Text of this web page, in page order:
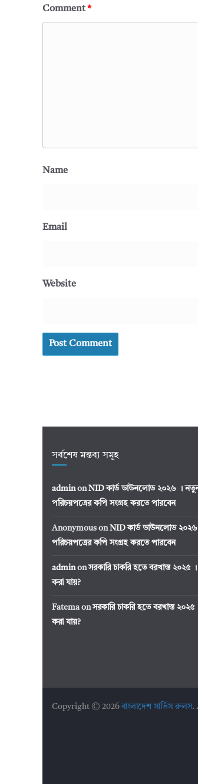
Comment*
Name
Email
Website
সর্বশেষ মন্তব্য সমূহ
admin on NID কার্ড ডাউনলোড ২০২৬ ।
পরিচয়পত্রের কপি সংগ্রহ করতে পারবেন
Anonymous on NID কার্ড ডাউনলোড
পরিচয়পত্রের কপি সংগ্রহ করতে পারবেন
admin onসরকারি চাকরি হতে বরখাস্ত ২০২৫
করা যায়?
Fatemaonসরকারি চাকরি হতে বরখাস্ত
করা যায়?
Copyright © 2026বাংলাদেশ সার্ভিস রুলস.